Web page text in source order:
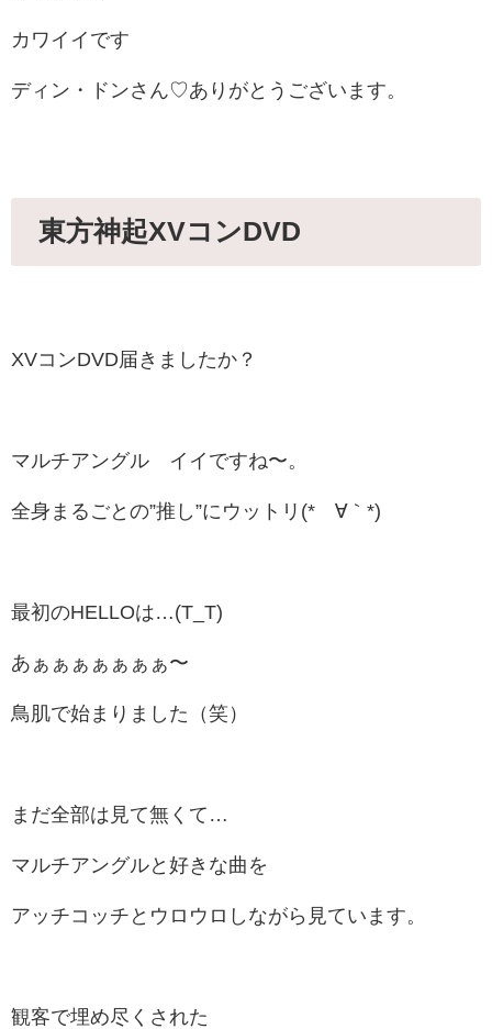
カワイイです
ディン・ドンさん♡ありがとうございます。
東方神起XVコンDVD
XVコンDVD届きましたか？
マルチアングル イイですね〜。
全身まるごとの”推し”にウットリ(*´∀｀*)
最初のHELLOは…(T_T)
あぁぁぁぁぁぁぁ〜
鳥肌で始まりました（笑）
まだ全部は見て無くて…
マルチアングルと好きな曲を
アッチコッチとウロウロしながら見ています。
観客で埋め尽くされた